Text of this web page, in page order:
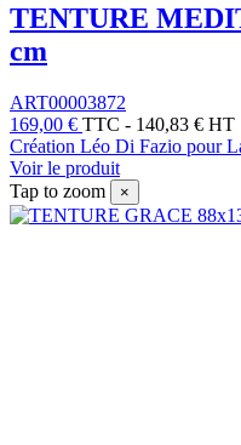
TENTURE
cm
ART00003872
169,00 € TTC - 140,83 € HT
Création Léo Di Fazio pour
Voir le produit
Tap to zoom
×